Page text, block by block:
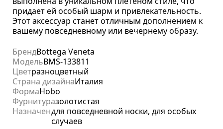
придает ей особый шарм и привлекательность.
Этот аксессуар станет отличным дополнением к
вашему повседневному или вечернему образу.
БрендBottega Veneta
МодельBMS-133811
Цветразноцветный
Страна дизайнаИталия
ФормаHobo
Фурнитуразолотистая
Назначениедля повседневной носки, для особых
случаев